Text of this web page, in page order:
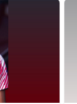
بعد ولادته،
لمساعدة
والامتنان،
هذين
الاسمين
الاسم مش بس
جميلة في